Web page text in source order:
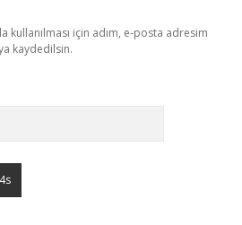
kullanılması için adım, e-posta adresim
kaydedilsin.